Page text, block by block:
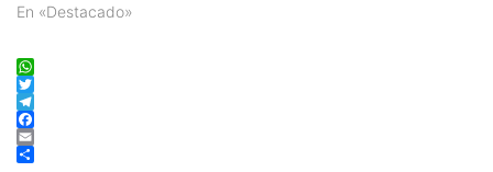
En «Destacado»
WhatsApp
Twitter
Telegram
Facebook
Email